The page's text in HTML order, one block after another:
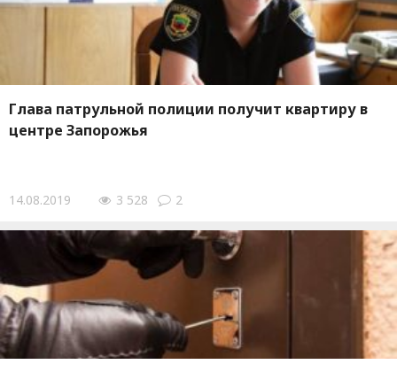
Глава патрульной полиции получит квартиру в
центре Запорожья
14.08.2019 3 528 2